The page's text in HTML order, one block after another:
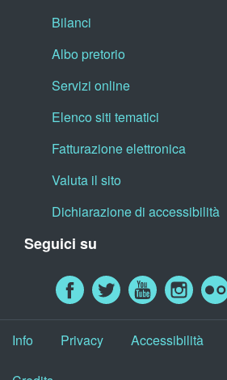
Bilanci
Albo pretorio
Servizi online
Elenco siti tematici
Fatturazione elettronica
Valuta il sito
Dichiarazione di accessibilità
Seguici su
Info Privacy Accessibilità